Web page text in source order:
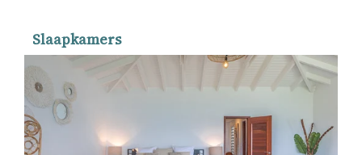
Slaapkamers